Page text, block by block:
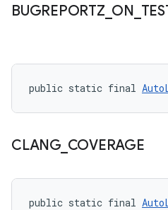
BUGREPORTZ ON
public static final
CLANG_ COVERAGE
public static final